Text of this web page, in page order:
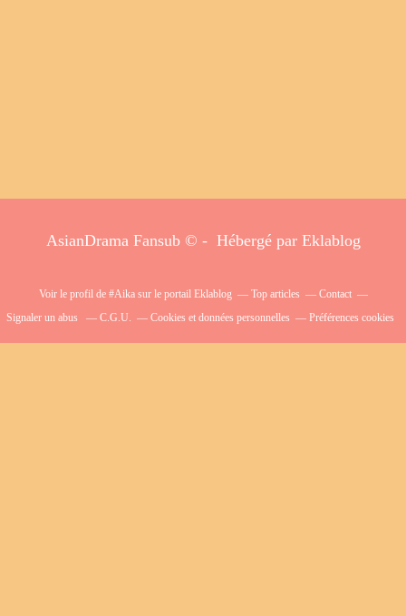
AsianDrama Fansub © - Hébergé par Eklablog
Voir le profil de #Aikasur le portail Eklablog Top articles
Contact
Signaler un abus
C.G.U. Cookies et données personnelles Préférences cookies